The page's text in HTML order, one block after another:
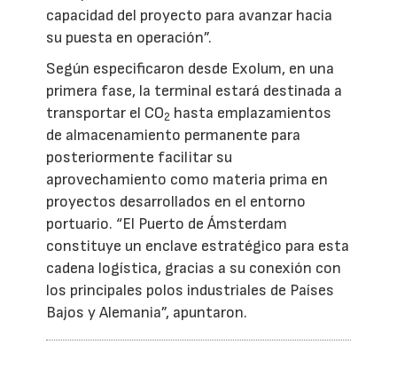
capacidad del proyecto para avanzar hacia
su puesta en operación”.
Según especificaron desde Exolum, en una
primera fase, la terminal estará destinada a
transportar el CO2 hasta emplazamientos
de almacenamiento permanente para
posteriormente facilitar su
aprovechamiento como materia prima en
proyectos desarrollados en el entorno
portuario. “El Puerto de Ámsterdam
constituye un enclave estratégico para esta
cadena logística, gracias a su conexión con
los principales polos industriales de Países
Bajos y Alemania”, apuntaron.